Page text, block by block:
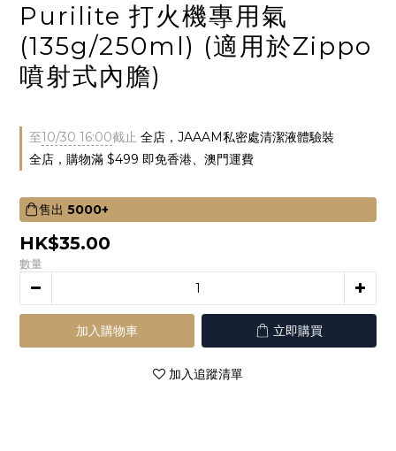
Purilite 打火機專用氣
(135g/250ml) (適用於Zippo
噴射式內膽)
至10/30 16:00截止 全店，JAAAM私密處清潔液體驗裝
全店，購物滿 $499 即免香港、澳門運費
售出 5000+
HK$35.00
數量
加入購物車 立即購買
加入追蹤清單